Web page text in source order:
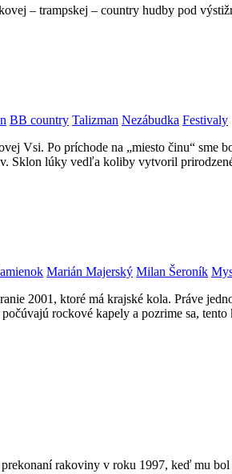
– trampskej – country hudby pod
BB country Talizman Nezábudka Festivaly
Vsi. Po príchode na „miesto činu“ sme
Sklon lúky vedľa koliby vytvoril
Marián Majerský Milan Šeroník
2001, ktoré má krajské kola. Práve
rockové kapely a pozrime sa,
rakoviny v roku 1997, keď mu bol